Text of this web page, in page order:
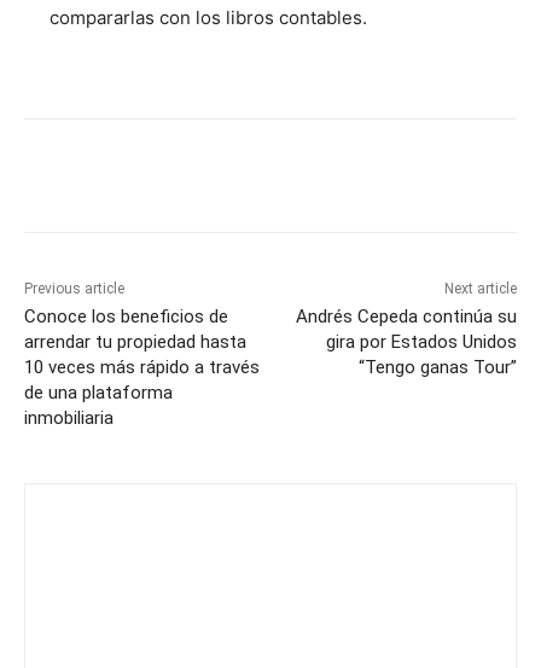
compararlas con los libros contables.
Previous article
Conoce los beneficios de
arrendar tu propiedad hasta
10 veces más rápido a través
de una plataforma
inmobiliaria
Next article
Andrés Cepeda continúa su
gira por Estados Unidos
“Tengo ganas Tour”